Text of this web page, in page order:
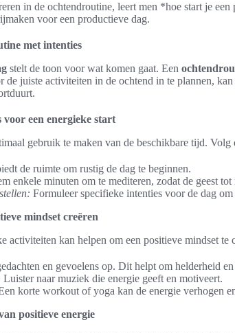
in de ochtendroutine, leert men *hoe start je
voor een productieve dag.
met intenties
stelt de toon voor wat komen gaat. Een
juiste activiteiten in de ochtend in te plannen, kan
een energieke start
gebruik te maken van de beschikbare tijd. Volg
de ruimte om rustig de dag te beginnen.
enkele minuten om te mediteren, zodat de geest
Formuleer specifieke intenties voor de dag
mindset creëren
activiteiten kan helpen om een positieve mindset te
en gevoelens op. Dit helpt om helderheid
Luister naar muziek die energie geeft en motiveert.
korte workout of yoga kan de energie verhogen
positieve energie